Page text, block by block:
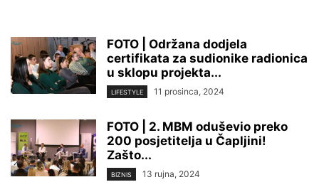
FOTO | Održana dodjela
certifikata za sudionike radionica
u sklopu projekta...
LIFESTYLE 11 prosinca, 2024
FOTO | 2. MBM oduševio preko
200 posjetitelja u Čapljini!
Zašto...
BIZNIS 13 rujna, 2024